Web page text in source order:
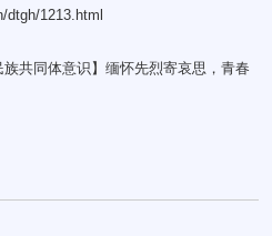
dtgh/1213.html
族共同体意识】缅怀先烈寄哀思，青春